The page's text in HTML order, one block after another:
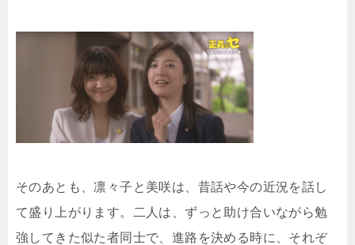
そのあとも、凛々子と美咲は、昔話や今の近況を話し
て盛り上がります。二人は、ずっと助け合いながら勉
強してきた似た者同士で、進路を決める時に、それぞ